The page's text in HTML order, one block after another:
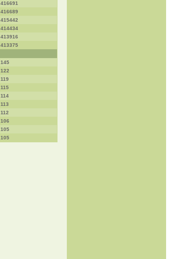
416691
416689
415442
414434
413916
413375
145
122
119
115
114
113
112
106
105
105